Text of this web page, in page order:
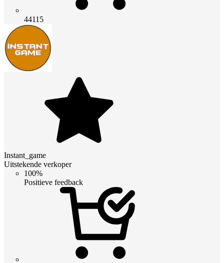
44115
Instant_game
Uitstekende verkoper
100%
Positieve feedback